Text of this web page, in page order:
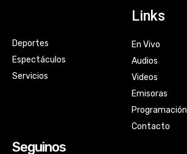
Deportes
Espectáculos
Servicios
Links
En Vivo
Audios
Videos
Emisoras
Programación
Contacto
Seguinos